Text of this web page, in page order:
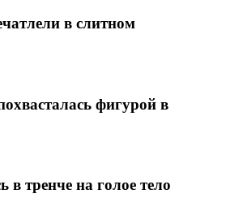
в слитном
фигурой в
тренче на голое тело